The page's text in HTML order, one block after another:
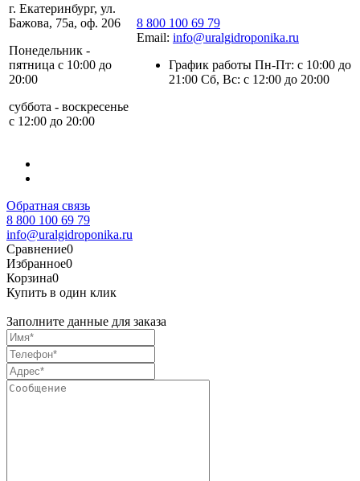
г. Екатеринбург, ул.
Бажова, 75а, оф. 206
Понедельник -
пятница с 10:00 до
20:00
суббота - воскресенье
с 12:00 до 20:00
8 800 100 69 79
Email: info@uralgidroponika.ru
График работы Пн-Пт: с 10:00 до
21:00 Сб, Вс: с 12:00 до 20:00
Обратная связь
8 800 100 69 79
info@uralgidroponika.ru
Сравнение0
Избранное0
Корзина0
Купить в один клик
Заполните данные для заказа